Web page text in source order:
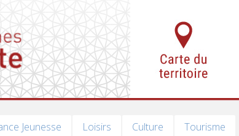
Jeunesse Loisirs Culture
Tourisme